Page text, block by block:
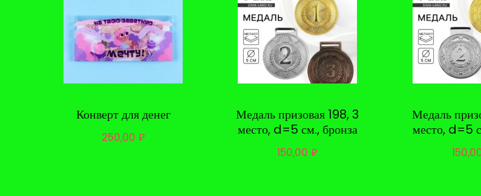
Конверт для денег
250,00 ₽
Медаль призовая 198, 3
место, d=5 см., бронза
150,00₽
Медаль
место, d=5